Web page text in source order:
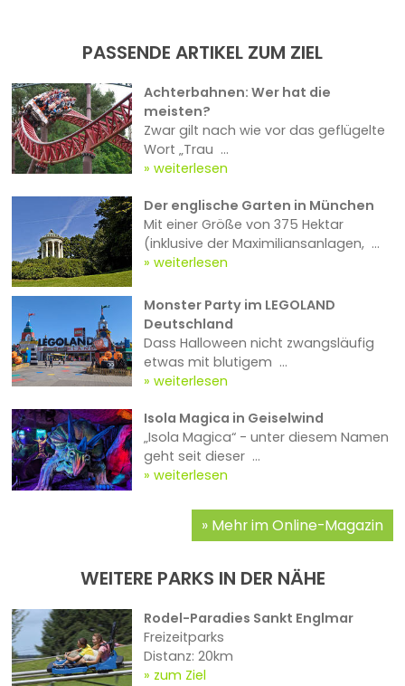
PASSENDE ARTIKEL ZUM ZIEL
Achterbahnen: Wer hat die
meisten?
Zwar gilt nach wie vor das geflügelte
Wort „Trau ...
weiterlesen
Der englische Garten in München
Mit einer Größe von 375 Hektar
(inklusive der Maximiliansanlagen, ...
weiterlesen
Monster Party im LEGOLAND
Deutschland
Dass Halloween nicht zwangsläufig
etwas mit blutigem ...
weiterlesen
Isola Magica in Geiselwind
„Isola Magica“ - unter diesem Namen
geht seit dieser ...
weiterlesen
Mehr im Online-Magazin
WEITERE PARKS IN DER NÄHE
Rodel-Paradies Sankt Englmar
Freizeitparks
Distanz: 20km
zum Ziel